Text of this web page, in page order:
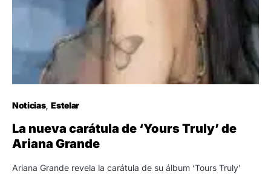
Noticias Estelar
La nueva carátula de ‘Yours Truly’ de
Ariana Grande
Ariana Grande revela la carátula de su álbum ‘Tours Truly’